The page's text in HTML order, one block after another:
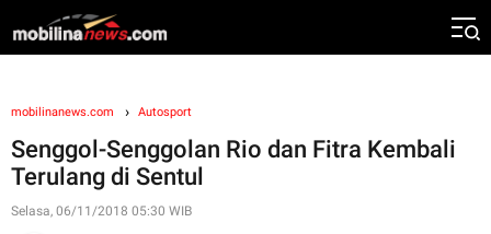
mobilinanews.com Autosport
Senggol-Senggolan Rio dan Fitra Kembali
Terulang di Sentul
Selasa, 06/11/2018 05:30 WIB